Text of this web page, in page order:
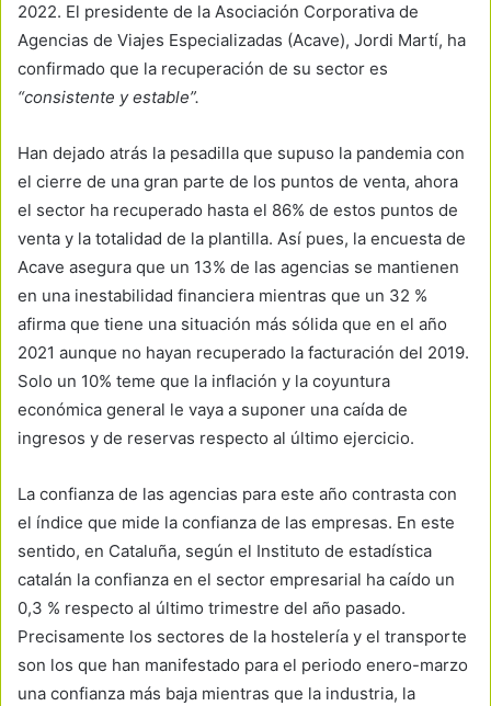
2022. El presidente de la Asociación Corporativa de
Agencias de Viajes Especializadas (Acave), Jordi Martí, ha
confirmado que la recuperación de su sector es
“consistente y estable”.
Han dejado atrás la pesadilla que supuso la pandemia con
el cierre de una gran parte de los puntos de venta, ahora
el sector ha recuperado hasta el 86% de estos puntos de
venta y la totalidad de la plantilla. Así pues, la encuesta de
Acave asegura que un 13% de las agencias se mantienen
en una inestabilidad financiera mientras que un 32 %
afirma que tiene una situación más sólida que en el año
2021 aunque no hayan recuperado la facturación del 2019.
Solo un 10% teme que la inflación y la coyuntura
económica general le vaya a suponer una caída de
ingresos y de reservas respecto al último ejercicio.
La confianza de las agencias para este año contrasta con
el índice que mide la confianza de las empresas. En este
sentido, en Cataluña, según el Instituto de estadística
catalán la confianza en el sector empresarial ha caído un
0,3 % respecto al último trimestre del año pasado.
Precisamente los sectores de la hostelería y el transporte
son los que han manifestado para el periodo enero-marzo
una confianza más baja mientras que la industria, la